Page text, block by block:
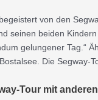
von den
seinen beiden
gelungener Tag.“
Die Segway-
Tour mit